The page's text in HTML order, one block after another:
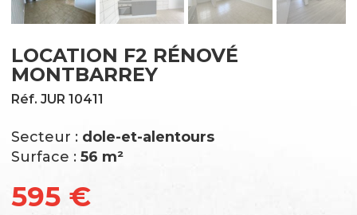
LOCATION F2 RÉNOVÉ
MONTBARREY
Réf. JUR 10411
Secteur : dole-et-alentours
Surface : 56 m²
595 €